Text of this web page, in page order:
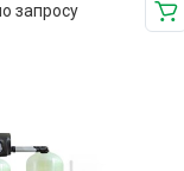
запросу